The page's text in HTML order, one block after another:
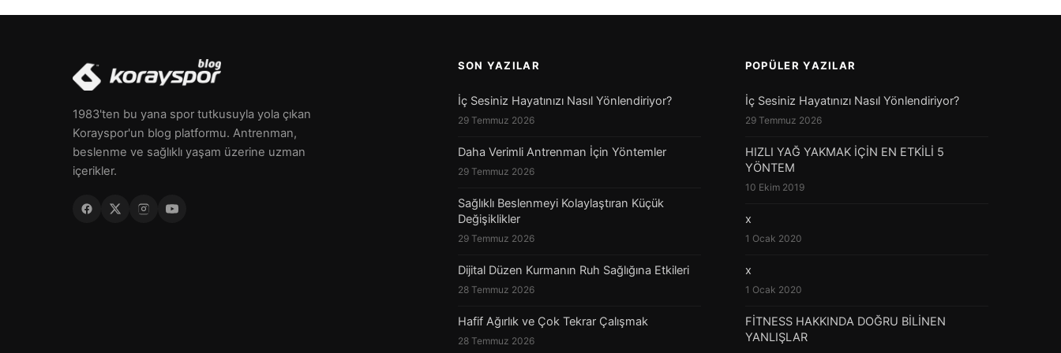
1983'ten bu yana spor tutkusuyla yola çıkan
Korayspor'un blog platformu. Antrenman,
beslenme ve sağlıklı yaşam üzerine uzman
içerikler.
SON YAZILAR
İç Sesiniz Hayatınızı Nasıl Yönlendiriyor?
29 Temmuz 2026
Daha Verimli Antrenman İçin Yöntemler
29 Temmuz 2026
Sağlıklı Beslenmeyi Kolaylaştıran Küçük
Değişiklikler
29 Temmuz 2026
Dijital Düzen Kurmanın Ruh Sağlığına Etkileri
28 Temmuz 2026
Hafif Ağırlık ve Çok Tekrar Çalışmak
28 Temmuz 2026
POPÜLER YAZILAR
İç Sesiniz Hayatınızı Nasıl Yönlendiriyor?
29 Temmuz 2026
HIZLI YAĞ YAKMAK İÇİN EN ETKİLİ 5
YÖNTEM
10 Ekim 2019
x
1 Ocak 2020
x
1 Ocak 2020
FİTNESS HAKKINDA DOĞRU BİLİNEN
YANLIŞLAR